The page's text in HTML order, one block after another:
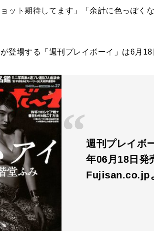
ョット期待してます」「余計に色っぽく
登場する「週刊プレイボーイ」は6月
週刊プレイボ
年06月18日発
Fujisan.co.jp